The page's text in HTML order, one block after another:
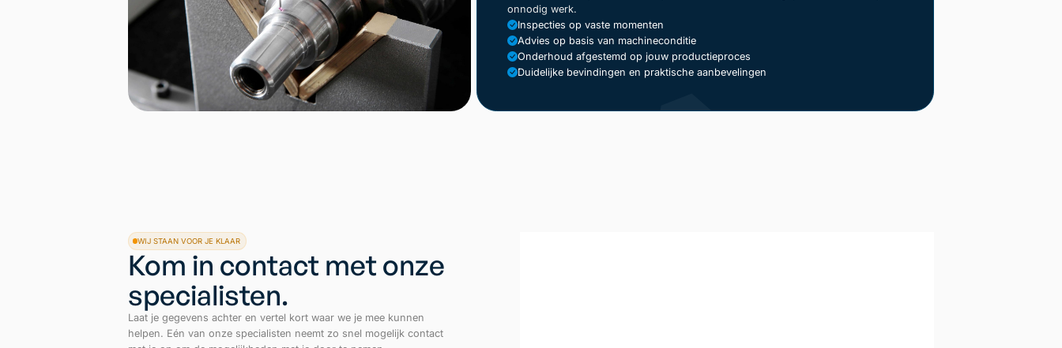
onnodig werk.
Inspecties op vaste momenten
Advies op basis van machineconditie
Onderhoud afgestemd op jouw productieproces
Duidelijke bevindingen en praktische aanbevelingen
WIJ STAAN VOOR JE KLAAR
Kom in contact met onze
specialisten.
Laat je gegevens achter en vertel kort waar we je mee kunnen
helpen. Eén van onze specialisten neemt zo snel mogelijk contact